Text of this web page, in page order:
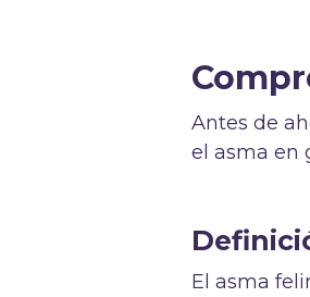
Antes de
el asma en
El asma